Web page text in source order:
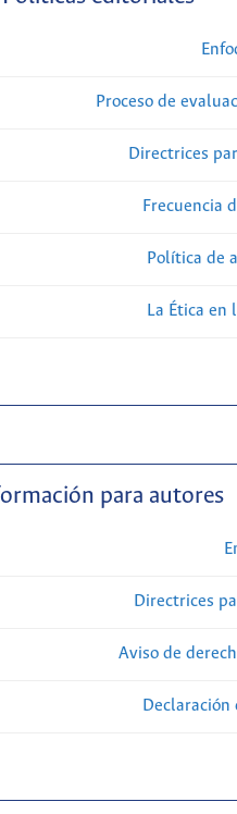
Proceso de
Directrices
Frecuencia
Política de
La Ética en
para autores
Directrices
Aviso de